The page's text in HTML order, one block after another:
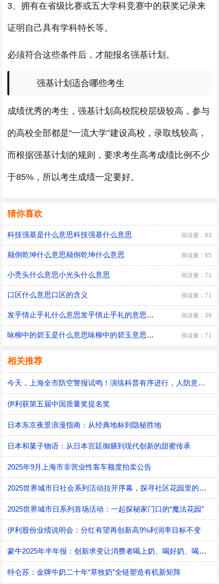
3、拥有在省级比赛或五大学科竞赛中的获奖记录来
证明自己具有学科特长等。
必须符合这些条件后，才能报名强基计划。
强基计划适合哪些考生
成绩优秀的考生，强基计划高校院校层级较高，参与
的高校全部都是“一流大学”建设高校，录取线较高，
而根据强基计划的规则，要求考生高考成绩比例不少
于85%，所以考生成绩一定要好。
猜你喜欢
科技强基是什么意思科技强基什么意思 阅读量：83
颠倒乾坤什么意思颠倒乾坤什么意思 阅读量：65
小秃头什么意思小光头什么意思 阅读量：71
口区什么意思口区的含义 阅读量：71
发乎情止乎礼什么意思发乎情止乎礼的意思是什么 阅读量：39
咏柳中的碧玉是什么意思咏柳中的碧玉意思是什么 阅读量：71
相关推荐
今天，上海全市防空警报试鸣！演练科普有序进行，人防意识“声入人心”
伊利获第五届中国质量奖提名奖
日本东京夜景浪漫指南：从经典地标到隐秘胜地
日本和菓子物语：从日本宫廷御膳到现代创新的甜蜜传承
2025年9月上海市非营业性客车额度拍卖公告
2025世界城市日社会系列活动拉开序幕，探寻社区花园里的智慧应用
2025世界城市日系列首场活动：一起探秘家门口的“魔法花园”
伊利股份业绩说明会：分红有望再创新高9%利润率目标不变
蒙牛2025年半年报：创新求变让消费者喝上奶、喝好奶、喝对奶
特仑苏：金牌牛奶二十年“草牧奶”全链塑造有机新矩阵